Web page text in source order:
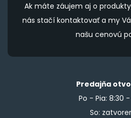
Ak máte záujem aj o
nás stačí kontaktovať a my
našu cenovú
Predajňa
Po - Pia: 8:30 -
So: